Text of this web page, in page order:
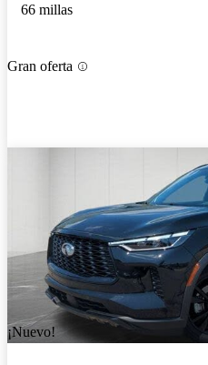
66 millas
Gran oferta
¡Nuevo!